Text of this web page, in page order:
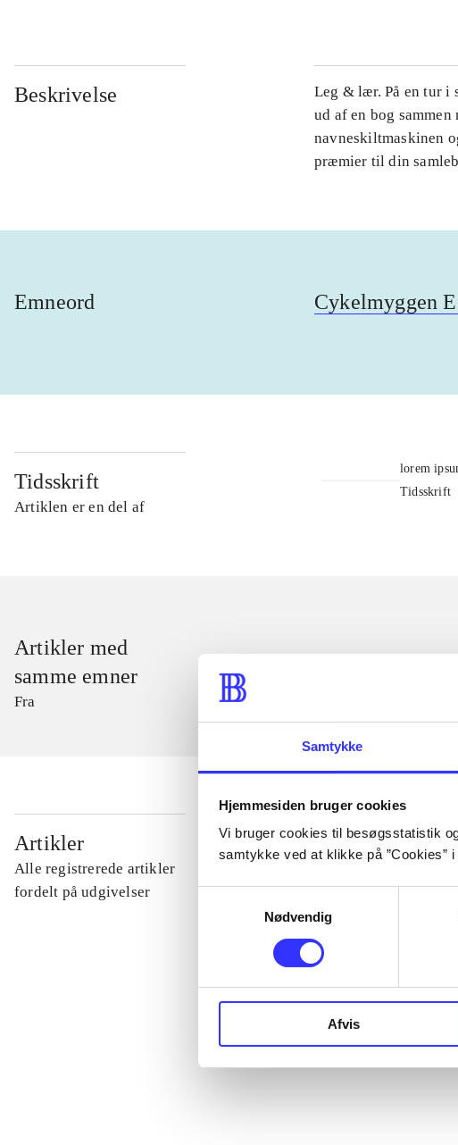
Samtykke
Hjemmesiden bruger cookies
Vi bruger cookies til besøgsstatistik
samtykke ved at klikke på ”Cookies”
Nødvendig
Afvis
Beskrivelse
Leg & lær. På en tur i
ud af en bog
navneskiltmaskinen
præmier til din
Emneord Cykelmyggen
Tidsskrift
Artiklen er en del af
lorem
Tidsskrift
Artikler med
samme emner
Fra
Artikler
Alle registrerede artikler
fordelt på udgivelser
...
...
...
...